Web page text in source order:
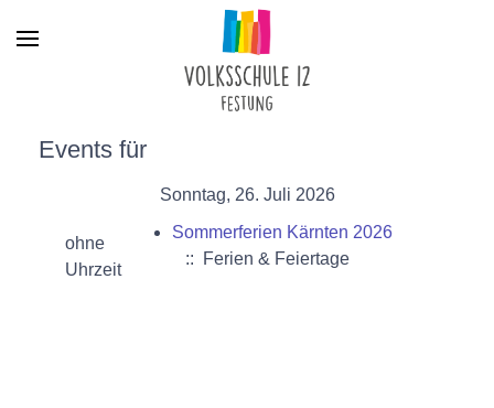
Events für
Sonntag, 26. Juli 2026
ohne
Uhrzeit
Sommerferien Kärnten 2026
:: Ferien & Feiertage